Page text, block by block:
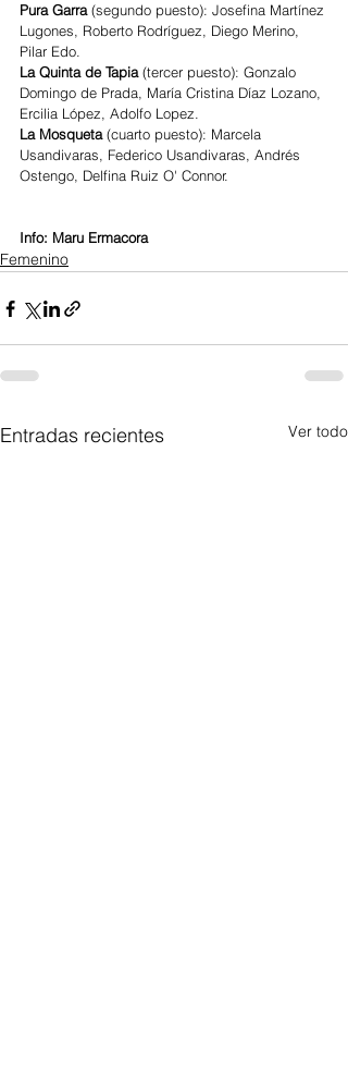
Pura Garra (segundo puesto): Josefina Martínez
Lugones, Roberto Rodríguez, Diego Merino,
Pilar Edo.
La Quinta de Tapia (tercer puesto): Gonzalo
Domingo de Prada, María Cristina Díaz Lozano,
Ercilia López, Adolfo Lopez.
La Mosqueta (cuarto puesto): Marcela
Usandivaras, Federico Usandivaras, Andrés
Ostengo, Delfina Ruiz O' Connor.
Info: Maru Ermacora
Femenino
Entradas recientes Ver todo